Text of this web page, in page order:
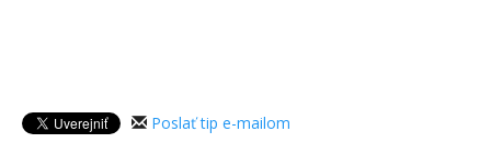
Poslať tip e-mailom